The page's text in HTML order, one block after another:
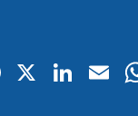
Fa
X
Li
E